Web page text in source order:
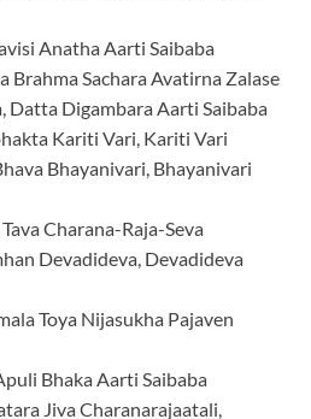
Anatha Aarti Saibaba
Brahma Sachara Avatirna Zalase
Datta Digambara Aarti Saibaba
Kariti Vari, Kariti Vari
Bhayanivari, Bhayanivari
Charana-Raja-Seva
Devadideva, Devadideva
Toya Nijasukha Pajaven
Bhaka Aarti Saibaba
Jiva Charanarajaatali,